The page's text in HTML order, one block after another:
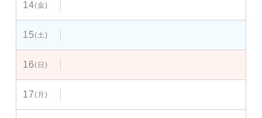
14(金)
15(土)
16(日)
17(月)